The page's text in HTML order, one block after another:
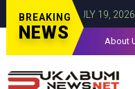
BREAKING
NEWS
GAZAJULY 19, 2026
About